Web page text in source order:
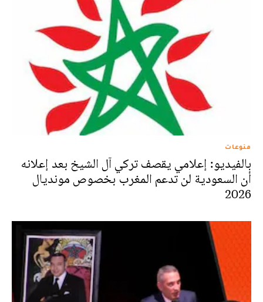
منوعات
بالفيديو: إعلامي يقصف تركي آل الشيخ بعد إعلانه
أن السعودية لن تدعم المغرب بخصوص مونديال
2026